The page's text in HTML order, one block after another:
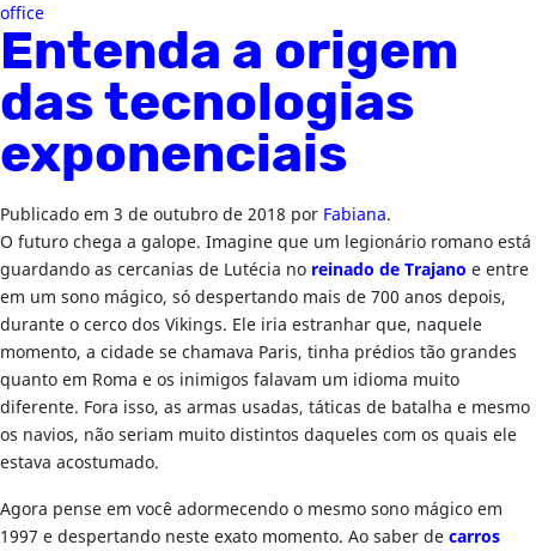
office
Entenda a origem
das tecnologias
exponenciais
Publicado em 3 de outubro de 2018 por Fabiana.
O futuro chega a galope. Imagine que um legionário romano está
guardando as cercanias de Lutécia no reinado de Trajano e entre
em um sono mágico, só despertando mais de 700 anos depois,
durante o cerco dos Vikings. Ele iria estranhar que, naquele
momento, a cidade se chamava Paris, tinha prédios tão grandes
quanto em Roma e os inimigos falavam um idioma muito
diferente. Fora isso, as armas usadas, táticas de batalha e mesmo
os navios, não seriam muito distintos daqueles com os quais ele
estava acostumado.
Agora pense em você adormecendo o mesmo sono mágico em
1997 e despertando neste exato momento. Ao saber decarros